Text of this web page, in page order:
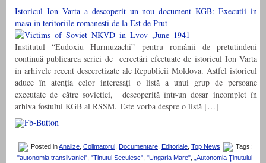
Istoricul Ion Varta a descoperit un nou document KGB: Executii in
masa in teritoriile romanesti de la Est de Prut
Institutul “Eudoxiu Hurmuzachi” pentru românii de pretutindeni
continuă publicarea seriei de cercetări efectuate de istoricul Ion Varta
în arhivele recent desecretizate ale Republicii Moldova. Astfel istoricul
aduce în atenţia celor interesaţi o listă a unui grup de persoane
executate de către sovietici, descoperită într-un dosar incomplet în
arhiva fostului KGB al RSSM. Este vorba despre o listă […]
Posted inAnalize Colimatorul Documentare Editoriale Top News
Tags:
"autonomia transilvaniei", "Tinutul Secuiesc", "Ungaria Mare", „Autonomia Ţinutului